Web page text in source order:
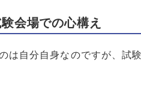
会場での心構え
は自分自身なのですが、試